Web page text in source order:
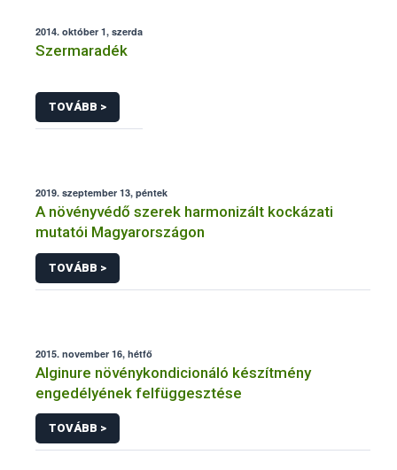
2014. október 1, szerda
Szermaradék
TOVÁBB >
2019. szeptember 13, péntek
A növényvédő szerek harmonizált kockázati
mutatói Magyarországon
TOVÁBB >
2015. november 16, hétfő
Alginure növénykondicionáló készítmény
engedélyének felfüggesztése
TOVÁBB >